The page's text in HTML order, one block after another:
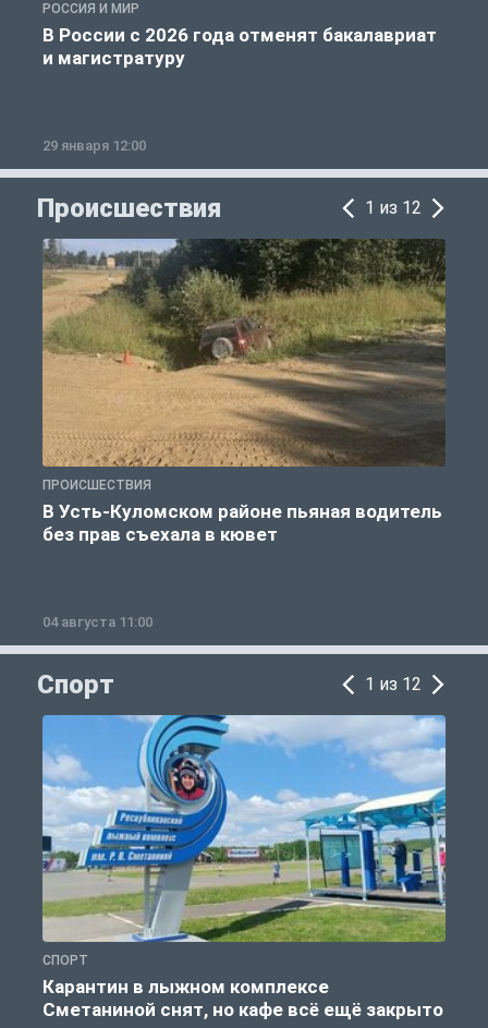
РОССИЯ И МИР
В России с 2026 года отменят бакалавриат
и магистратуру
29 января 12:00
Происшествия 1 из 12
ПРОИСШЕСТВИЯ
В Усть-Куломском районе пьяная водитель
без прав съехала в кювет
04 августа 11:00
Спорт 1 из 12
СПОРТ
Карантин в лыжном комплексе
Сметаниной снят, но кафе всё ещё закрыто